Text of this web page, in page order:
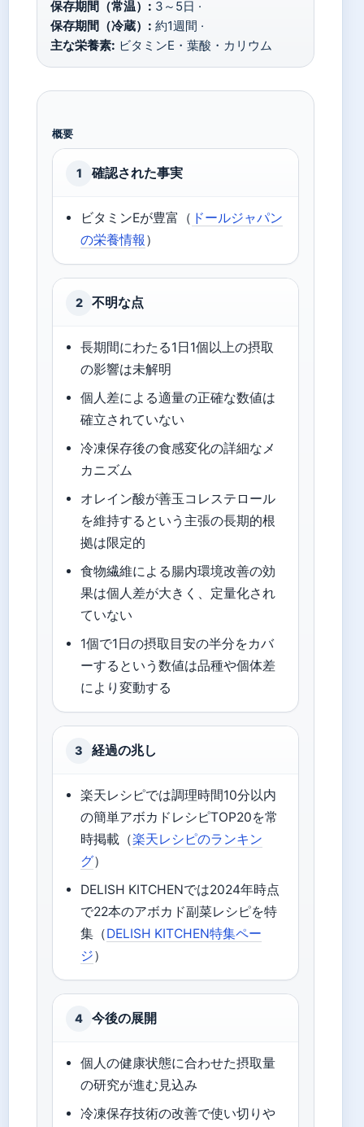
保存期間（常温）: 3～5日 ·
保存期間（冷蔵）: 約1週間 ·
主な栄養素: ビタミンE・葉酸・カリウム
概要
1 確認された事実
ビタミンEが豊富（ ドールジャパン
の栄養情報 ）
2 不明な点
長期間にわたる1日1個以上の摂取
の影響は未解明
個人差による適量の正確な数値は
確立されていない
冷凍保存後の食感変化の詳細なメ
カニズム
オレイン酸が善玉コレステロール
を維持するという主張の長期的根
拠は限定的
食物繊維による腸内環境改善の効
果は個人差が大きく、定量化され
ていない
1個で1日の摂取目安の半分をカバ
ーするという数値は品種や個体差
により変動する
3 経過の兆し
楽天レシピでは調理時間10分以内
の簡単アボカドレシピTOP20を常
時掲載（楽天レシピのランキン
グ）
DELISH KITCHENでは2024年時点
で22本のアボカド副菜レシピを特
集（DELISH KITCHEN特集ペー
ジ）
4 今後の展開
個人の健康状態に合わせた摂取量
の研究が進む見込み
冷凍保存技術の改善で使い切りや